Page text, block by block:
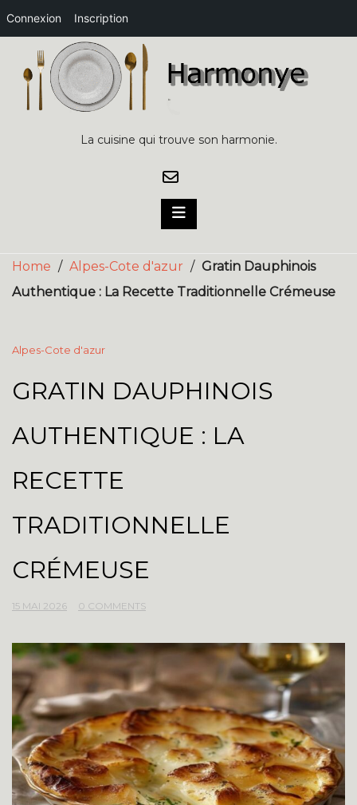
Connexion Inscription
content
La cuisine qui trouve son harmonie.
Home / Alpes-Cote d'azur / Gratin Dauphinois
Authentique : La Recette Traditionnelle Crémeuse
Alpes-Cote d'azur
GRATIN DAUPHINOIS
AUTHENTIQUE : LA
RECETTE
TRADITIONNELLE
CRÉMEUSE
15 MAI 2026 0 COMMENTS